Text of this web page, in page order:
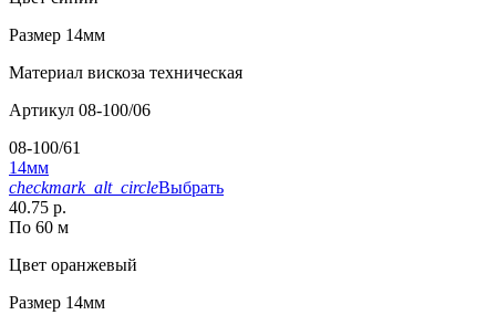
Размер 14мм
Материал вискоза техническая
Артикул 08-100/06
08-100/61
14мм
checkmark_alt_circleВыбрать
40.75 р.
По 60 м
Цвет оранжевый
Размер 14мм